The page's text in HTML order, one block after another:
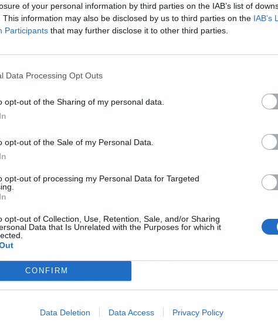
of your personal information by third parties on the IAB’s list of
This information may also be disclosed by us to third parties on the IAB’s
Participants that may further disclose it to other third parties.
Data Processing Opt Outs
opt-out of the Sharing of my personal data.
opt-out of the Sale of my Personal Data.
opt-out of processing my Personal Data for Targeted
opt-out of Collection, Use, Retention, Sale, and/or Sharing
Data that Is Unrelated with the Purposes for which it
CONFIRM
Data Deletion Data Access Privacy Policy
ΚΕΑ)
Υπερηλίκων
Προνοιακών Επιδομάτων και
υποψήφιοι και υποψήφιες των
εκπαίδευση.
Εγγραφή στο
Αποδέχομαι τους